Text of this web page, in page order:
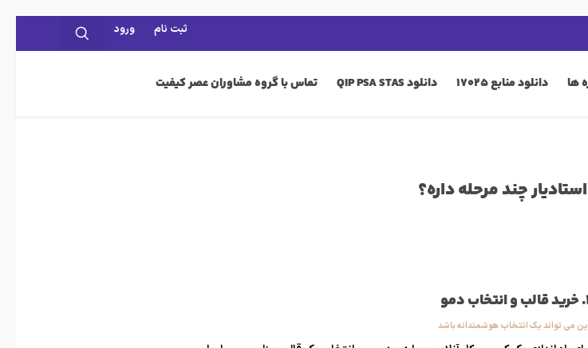
ثبت نام ورود
ها دانلود منابع 17025 دانلود QIP PSA STAS تماس با گروه مشاوران عصر کیفیت
چند مرحله داره؟
دمو
می تواند یک انتخاب هوشمندانه باشد